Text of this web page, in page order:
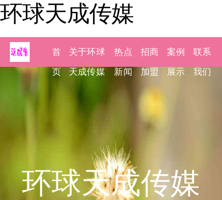
环球天成传媒
首
页
关于环球
天成传媒
热点
新闻
招商
加盟
案例
展示
联系
我们
环球天成传媒